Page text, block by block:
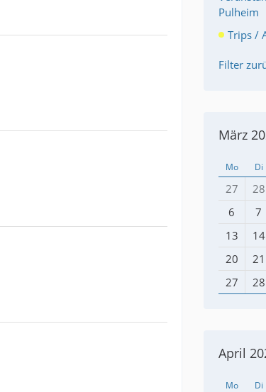
Pulheim
Trips /
Filter
März
Mo Di
27 28
6
7
13
14
20
21
27
28
April
Mo Di